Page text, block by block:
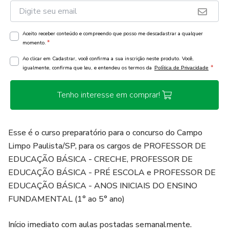
Aceito receber conteúdo e compreendo que posso me descadastrar a qualquer
momento. *
Ao clicar em Cadastrar, você confirma a sua inscrição neste produto. Você,
igualmente, confirma que leu, e entendeu os termos da Política de Privacidade *
Tenho interesse em comprar!
Esse é o curso preparatório para o concurso do Campo
Limpo Paulista/SP, para os cargos de PROFESSOR DE
EDUCAÇÃO BÁSICA - CRECHE, PROFESSOR DE
EDUCAÇÃO BÁSICA - PRÉ ESCOLA e PROFESSOR DE
EDUCAÇÃO BÁSICA - ANOS INICIAIS DO ENSINO
FUNDAMENTAL (1° ao 5° ano)
Início imediato com aulas postadas semanalmente.